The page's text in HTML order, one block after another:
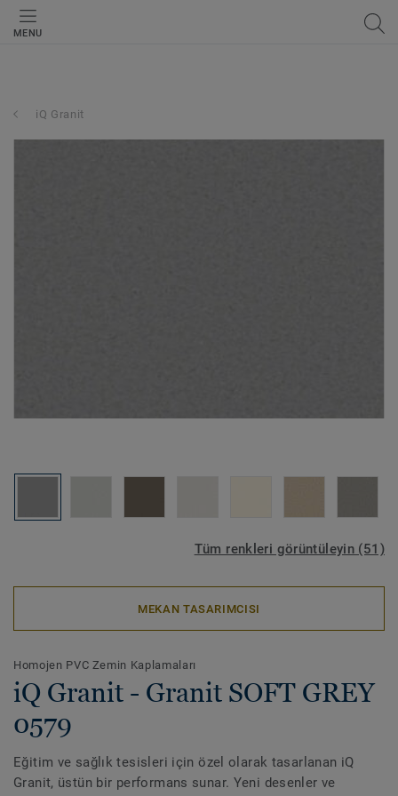
MENU
iQ Granit
Tüm renkleri görüntüleyin (51)
MEKAN TASARIMCISI
Homojen PVC Zemin Kaplamaları
iQ Granit - Granit SOFT GREY
0579
Eğitim ve sağlık tesisleri için özel olarak tasarlanan iQ
Granit, üstün bir performans sunar. Yeni desenler ve